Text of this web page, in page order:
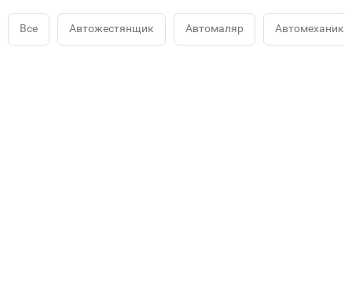
Все Автожестянщик Автомаляр Автомеханик